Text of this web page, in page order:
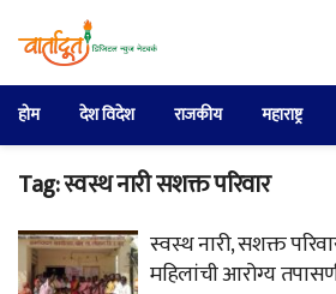
होम देश विदेश राजकीय महाराष्ट्र
Tag:स्वस्थ नारी सशक्त परिवार
स्वस्थ नारी, सशक्त
महिलांची आरोग्य